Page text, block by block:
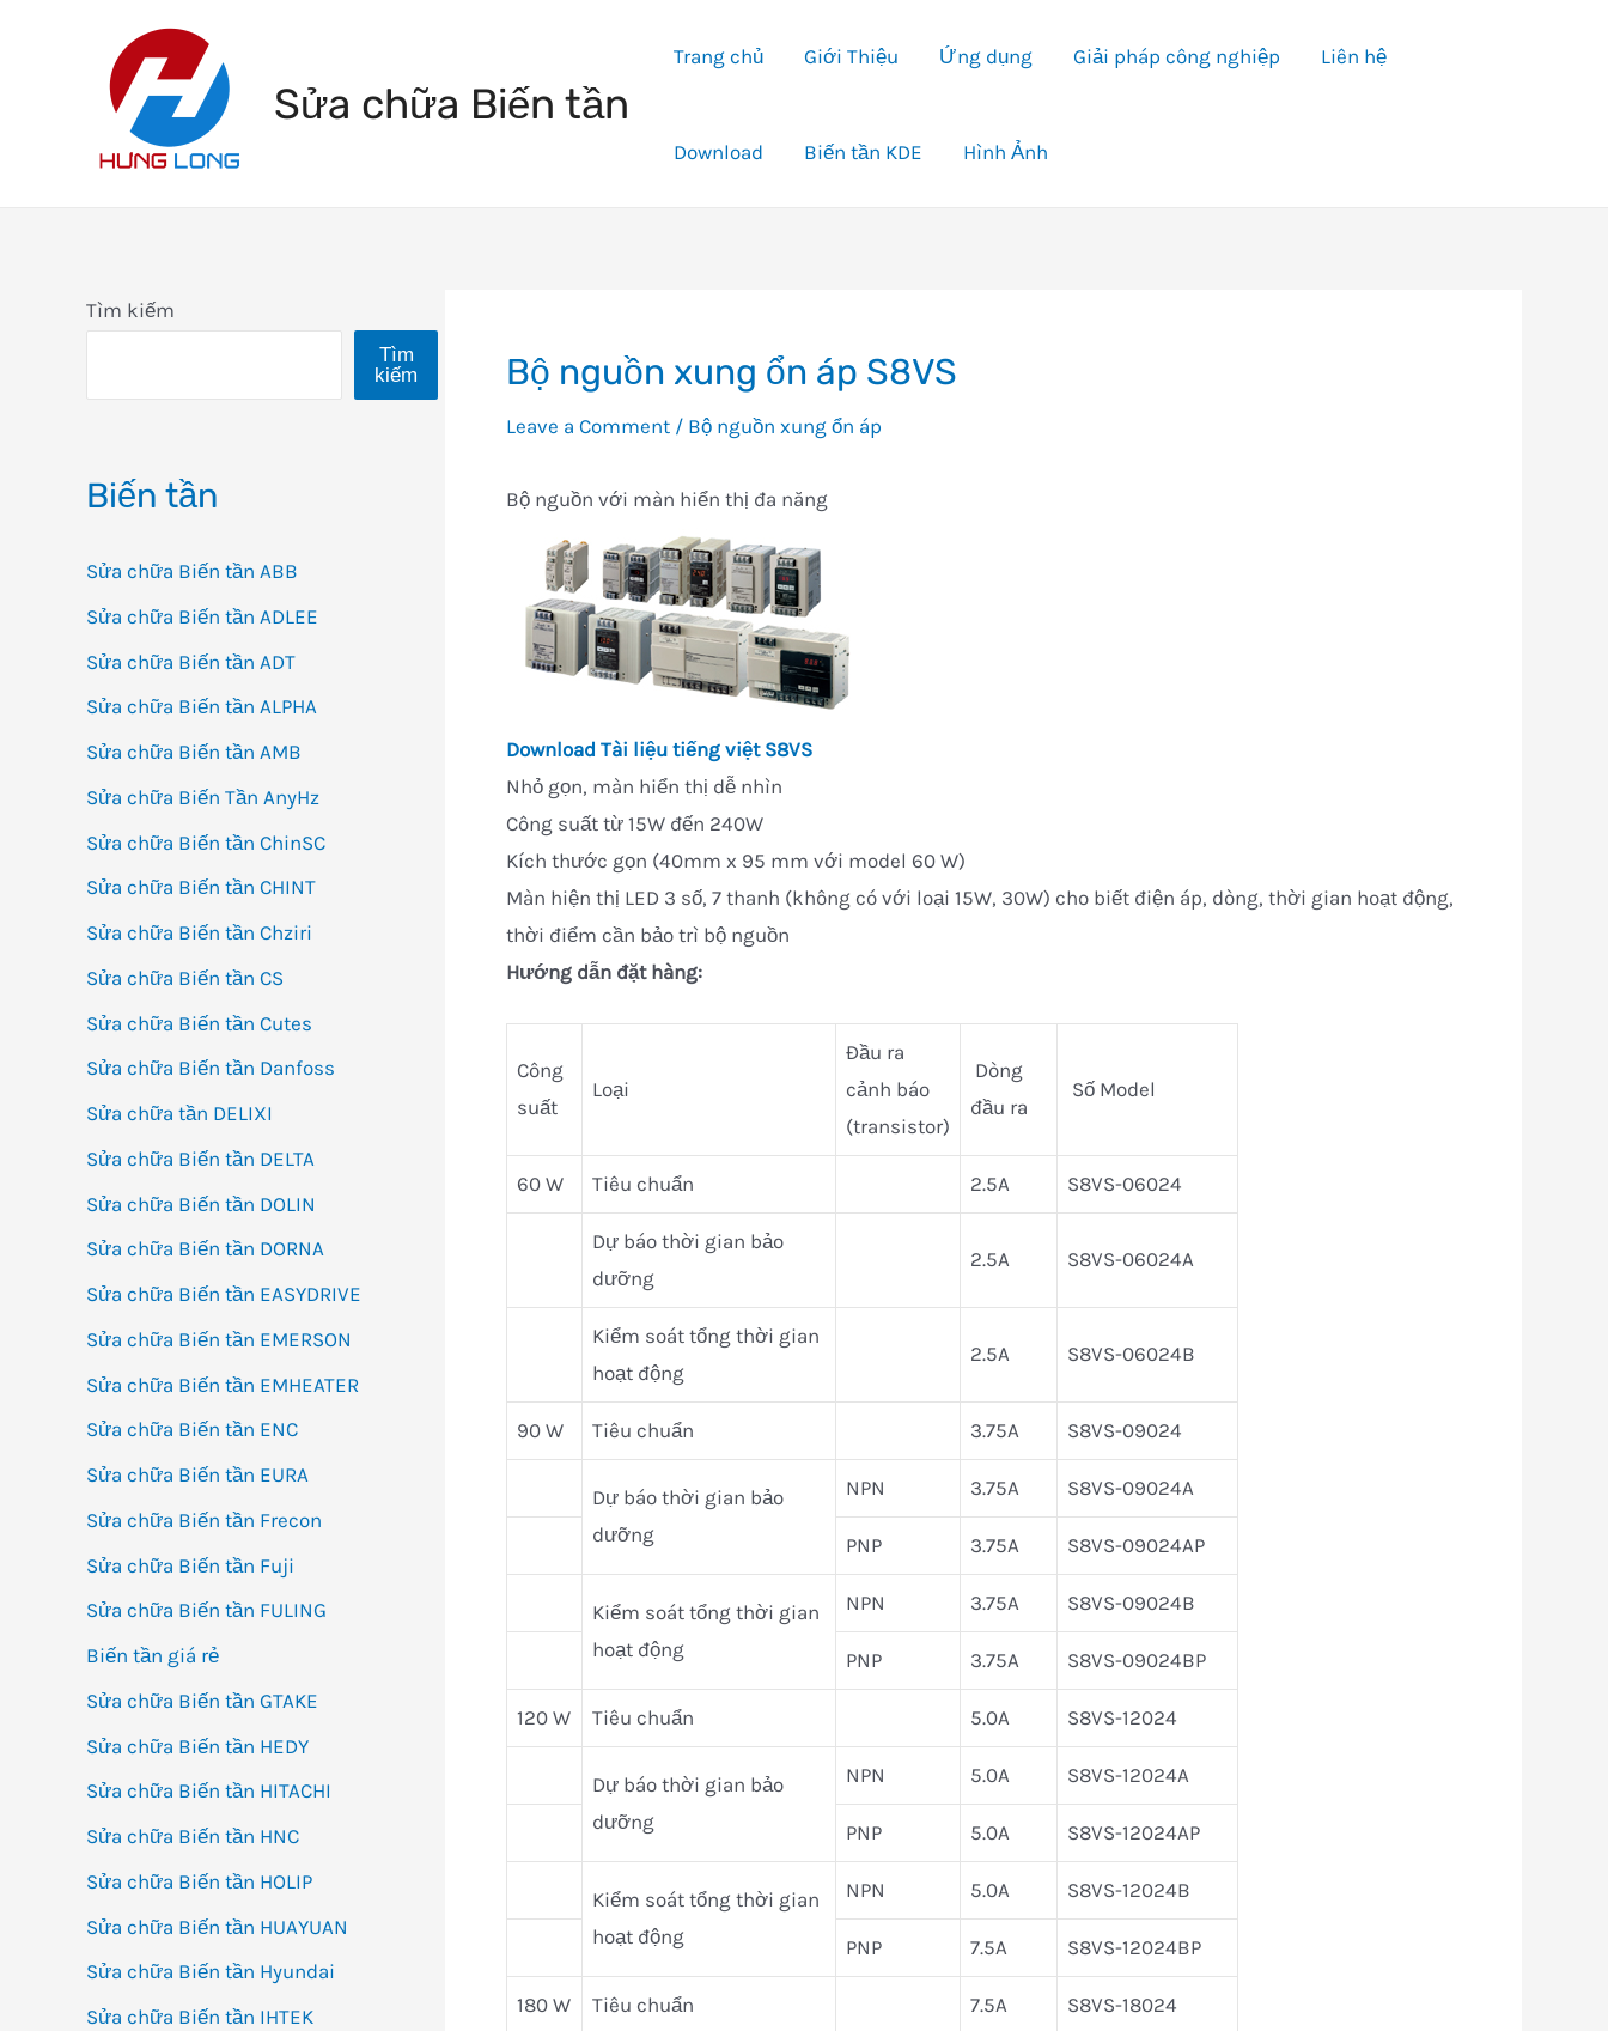
Sửa chữa Biến tần
Trang chủ Giới Thiệu Ứng dụng Giải pháp công nghiệp Liên hệ
Download Biến tần KDE Hình Ảnh
Tìm kiếm
Tìm
kiếm
Biến tần
Sửa chữa Biến tần ABB
Sửa chữa Biến tần ADLEE
Sửa chữa Biến tần ADT
Sửa chữa Biến tần ALPHA
Sửa chữa Biến tần AMB
Sửa chữa Biến Tần AnyHz
Sửa chữa Biến tần ChinSC
Sửa chữa Biến tần CHINT
Sửa chữa Biến tần Chziri
Sửa chữa Biến tần CS
Sửa chữa Biến tần Cutes
Sửa chữa Biến tần Danfoss
Sửa chữa tần DELIXI
Sửa chữa Biến tần DELTA
Sửa chữa Biến tần DOLIN
Sửa chữa Biến tần DORNA
Sửa chữa Biến tần EASYDRIVE
Sửa chữa Biến tần EMERSON
Sửa chữa Biến tần EMHEATER
Sửa chữa Biến tần ENC
Sửa chữa Biến tần EURA
Sửa chữa Biến tần Frecon
Sửa chữa Biến tần Fuji
Sửa chữa Biến tần FULING
Biến tần giá rẻ
Sửa chữa Biến tần GTAKE
Sửa chữa Biến tần HEDY
Sửa chữa Biến tần HITACHI
Sửa chữa Biến tần HNC
Sửa chữa Biến tần HOLIP
Sửa chữa Biến tần HUAYUAN
Sửa chữa Biến tần Hyundai
Sửa chữa Biến tần IHTEK
Bộ nguồn xung ổn áp S8VS
Leave a Comment / Bộ nguồn xung ổn áp
Bộ nguồn với màn hiển thị đa năng
Download Tài liệu tiếng việt S8VS
Nhỏ gọn, màn hiển thị dễ nhìn
Công suất từ 15W đến 240W
Kích thước gọn (40mm x 95 mm với model 60 W)
Màn hiện thị LED 3 số, 7 thanh (không có với loại 15W, 30W) cho biết điện áp, dòng, thời gian hoạt động,
thời điểm cần bảo trì bộ nguồn
Hướng dẫn đặt hàng:
Công
suất
Loại
Đầu ra
cảnh báo
(transistor)
Dòng
đầu ra
Số Model
60 W Tiêu chuẩn 2.5A S8VS-06024
Dự báo thời gian bảo
dưỡng
2.5A S8VS-06024A
Kiểm soát tổng thời gian
hoạt động
2.5A S8VS-06024B
90 W Tiêu chuẩn 3.75A S8VS-09024
Dự báo thời gian bảo
dưỡng
NPN 3.75A S8VS-09024A
PNP 3.75A S8VS-09024AP
Kiểm soát tổng thời gian
hoạt động
NPN 3.75A S8VS-09024B
PNP 3.75A S8VS-09024BP
120 W Tiêu chuẩn 5.0A S8VS-12024
Dự báo thời gian bảo
dưỡng
NPN 5.0A S8VS-12024A
PNP 5.0A S8VS-12024AP
Kiểm soát tổng thời gian
hoạt động
NPN 5.0A S8VS-12024B
PNP 7.5A S8VS-12024BP
180 W Tiêu chuẩn 7.5A S8VS-18024